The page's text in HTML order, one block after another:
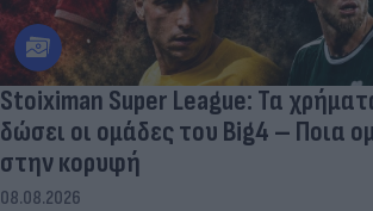
Stoiximan Super League: Τα
δώσει οι ομάδες του Big4 – Ποια
στην κορυφή
08.08.2026